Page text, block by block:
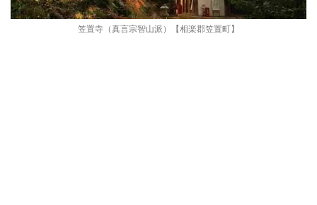
笠置寺（真言宗智山派）【相楽郡笠置町】